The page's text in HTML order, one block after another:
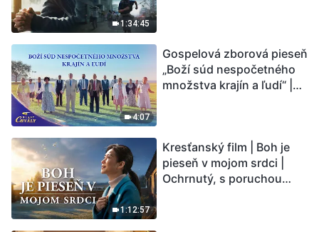
1:34:45
Ľudstvu sa začína
odpočítavať čas. Našli ste
spôsob, ako prežiť?
4:07
Gospelová zborová pieseň
„Boží súd nespočetného
množstva krajín a ľudí“ |
1:12:57
Kresťanský film | Boh je
pieseň v mojom srdci |
Ochrnutý, s poruchou